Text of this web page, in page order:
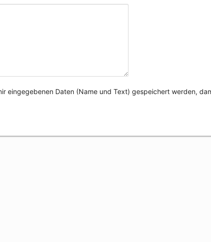
eingegebenen Daten (Name und Text) gespeichert werden,